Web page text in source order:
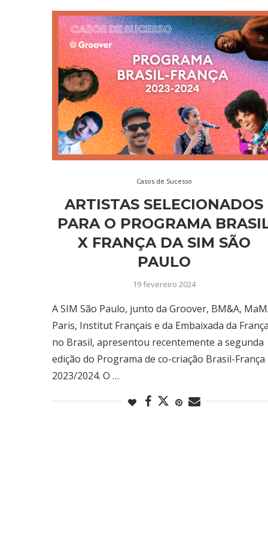
Casos de Sucesso
ARTISTAS SELECIONADOS
PARA O PROGRAMA
X FRANÇA DA SIM SÃO
PAULO
19 fevereiro 2024
A SIM São Paulo, junto da Groover, BM&A,
Paris, Institut Français e da Embaixada da
no Brasil, apresentou recentemente a segunda
edição do Programa de co-criação Brasil-França
2023/2024. O …